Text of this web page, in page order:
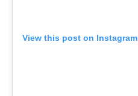
View this post on Instagram